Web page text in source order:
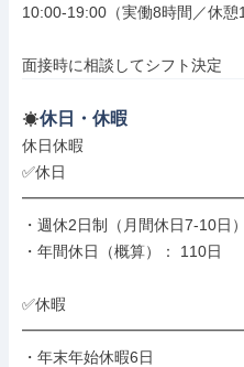
10:00-19:00（実働8時間／休
面接時に相談してシフト決定
休日・休暇
休日休暇
✅休日
・週休2日制（月間休日7-10日）
・年間休日（概算）： 110日
✅休暇
・年末年始休暇6日